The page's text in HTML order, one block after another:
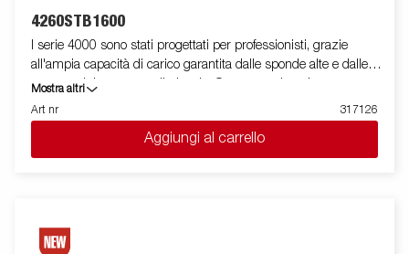
4260STB1600
I serie 4000 sono stati progettati per professionisti, grazie
all'ampia capacità di carico garantita dalle sponde alte e dalle
ruote posizionate sotto il pianale. Questa versione è
equipaggiata con sponde in acciaio e mono asse, presenta un
profilo in acciaio rinforzato posto attorno al pianale utile a
protegglo in caso di utilizzo di un carrello elevatore in fase di
carico. I punti di fissaggio posizionati sul profilo in acciaio,
solo a scopo illustrativo e potrebbero mostrare attrezzature
Mostra altri
Art nr
317126
Aggiungi al carrello